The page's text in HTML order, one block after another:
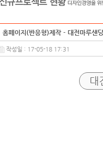
홈페이지(반응형)제작 - 대전마루샌딩
작성일 : 17-05-18 17:31
대